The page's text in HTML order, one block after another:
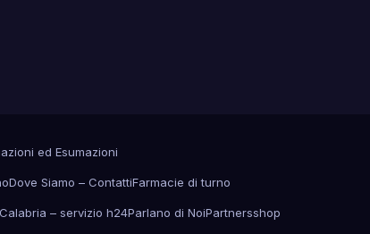
ed Esumazioni
Dove Siamo – ContattiFarmacie di turno
– servizio h24Parlano di NoiPartnersshop